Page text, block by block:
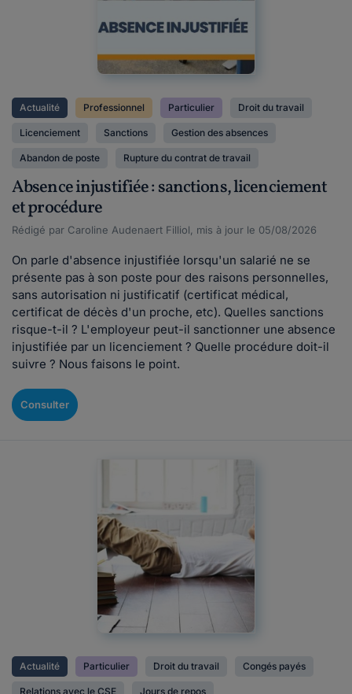
Actualité Professionnel Particulier Droit du travail
Licenciement Sanctions Gestion des absences
Abandon de poste Rupture du contrat de travail
Absence injustifiée : sanctions, licenciement
et procédure
Rédigé par Caroline Audenaert Filliol, mis à jour le 05/08/2026
On parle d'absence injustifiée lorsqu'un salarié ne se
présente pas à son poste pour des raisons personnelles,
sans autorisation ni justificatif (certificat médical,
certificat de décès d'un proche, etc). Quelles sanctions
risque-t-il ? L'employeur peut-il sanctionner une absence
injustifiée par un licenciement ? Quelle procédure doit-il
suivre ? Nous faisons le point.
Consulter
Actualité Particulier Droit du travail Congés payés
Relations avec le CSE Jours de repos